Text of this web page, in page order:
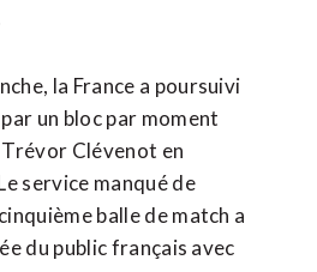
la France a poursuivi
un bloc par moment
Clévenot en
service manqué de
balle de match a
du public français avec